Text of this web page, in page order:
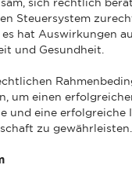
Steuersystem
hat Auswirkungen
und Gesundheit.
um einen
und eine erfolgreiche
zu gewährleisten.